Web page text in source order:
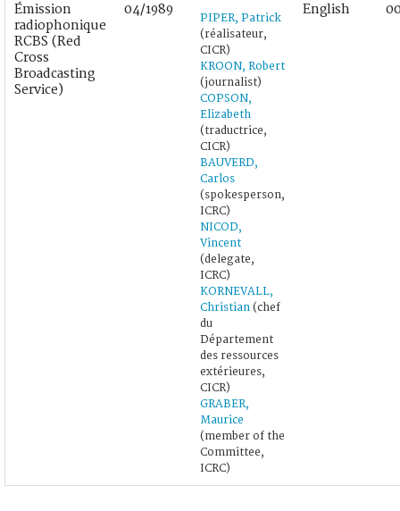
Émission
radiophonique
RCBS (Red
Cross
Broadcasting
Service)
04/1989
PIPER, Patrick
(réalisateur,
CICR)
KROON, Robert
(journalist)
COPSON,
Elizabeth
(traductrice,
CICR)
BAUVERD,
Carlos
(spokesperson,
ICRC)
NICOD,
Vincent
(delegate,
ICRC)
KORNEVALL,
Christian (chef
du
Département
des ressources
extérieures,
CICR)
GRABER,
Maurice
(member of the
Committee,
ICRC)
English